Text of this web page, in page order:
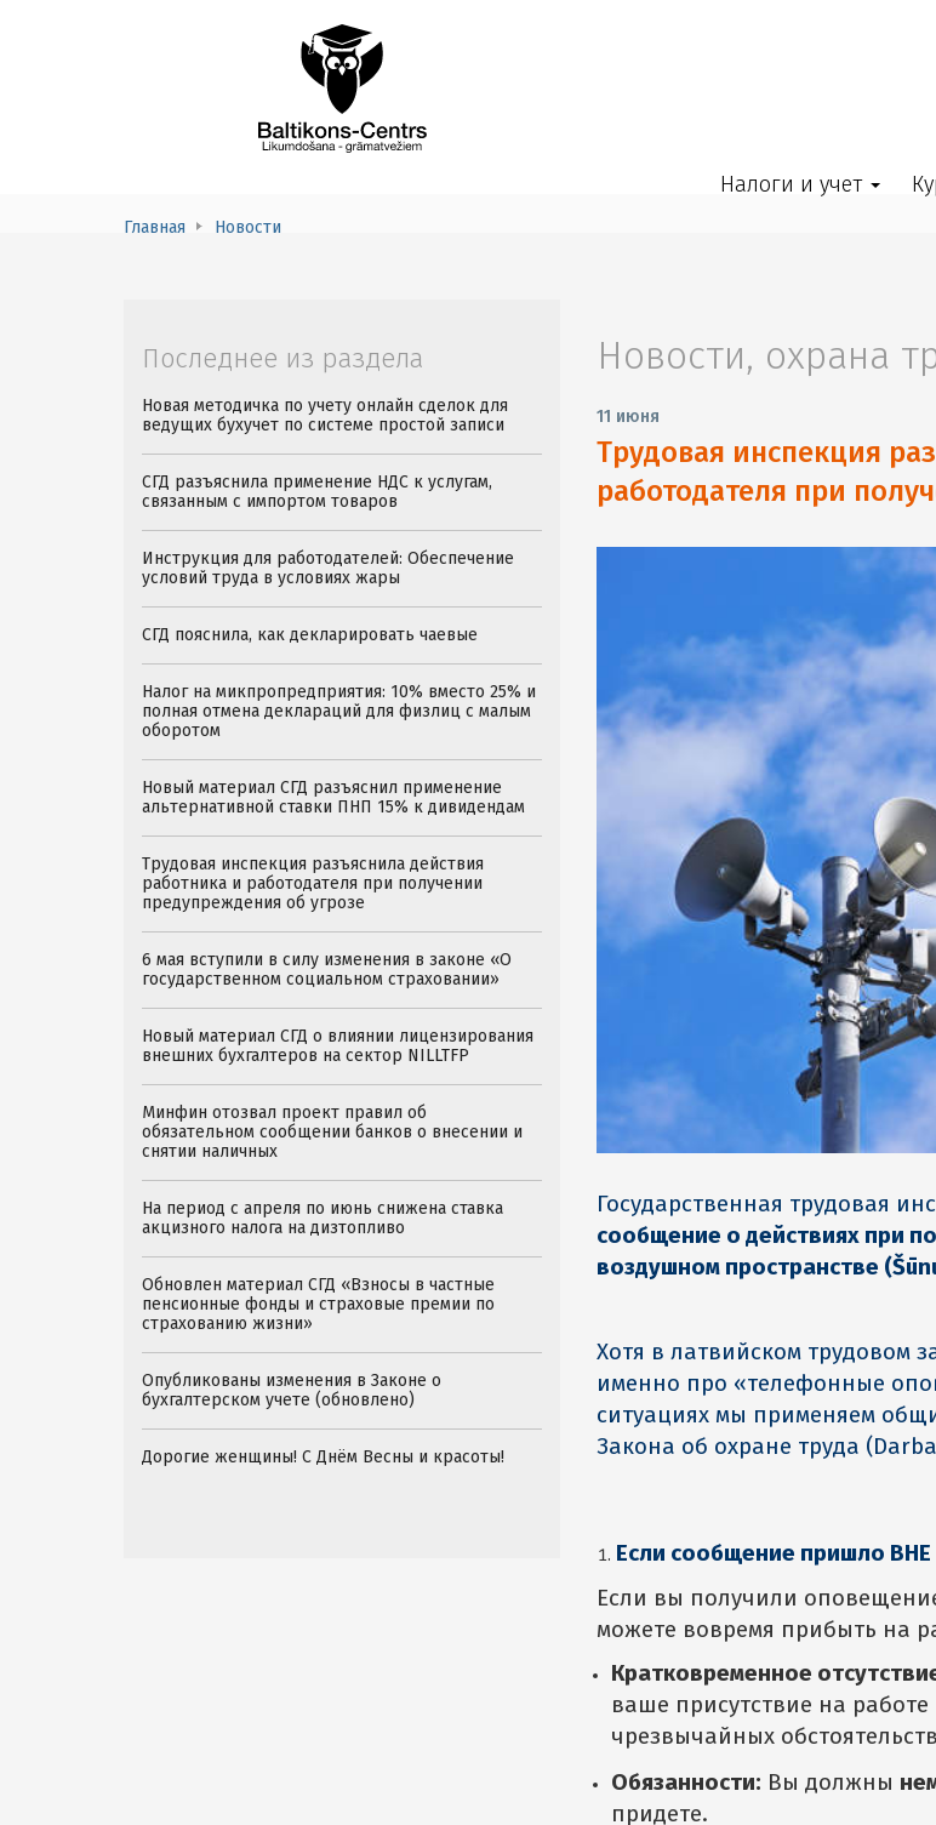
Налоги и учет
Главная Новости
Новости, охрана
11 июня
Трудовая инспекция
работодателя при
Государственная трудовая
сообщение о действиях при
воздушном пространстве
Хотя в латвийском трудовом
именно про «телефонные
ситуациях мы применяем
Закона об охране труда
Если сообщение пришло
Если вы получили
можете вовремя прибыть на
Кратковременное
ваше присутствие на
чрезвычайных
Обязанности: Вы должны
придете.
Последнее из раздела
Новая методичка по учету онлайн сделок для
ведущих бухучет по системе простой записи
СГД разъяснила применение НДС к услугам,
связанным с импортом товаров
Инструкция для работодателей: Обеспечение
условий труда в условиях жары
СГД пояснила, как декларировать чаевые
Налог на микпропредприятия: 10% вместо 25% и
полная отмена деклараций для физлиц с малым
оборотом
Новый материал СГД разъяснил применение
альтернативной ставки ПНП 15% к дивидендам
Трудовая инспекция разъяснила действия
работника и работодателя при получении
предупреждения об угрозе
6 мая вступили в силу изменения в законе «О
государственном социальном страховании»
Новый материал СГД о влиянии лицензирования
внешних бухгалтеров на сектор NILLTFP
Минфин отозвал проект правил об
обязательном сообщении банков о внесении и
снятии наличных
На период с апреля по июнь снижена ставка
акцизного налога на дизтопливо
Обновлен материал СГД «Взносы в частные
пенсионные фонды и страховые премии по
страхованию жизни»
Опубликованы изменения в Законе о
бухгалтерском учете (обновлено)
Дорогие женщины! С Днём Весны и красоты!